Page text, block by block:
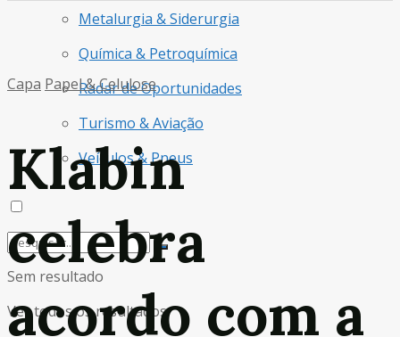
Metalurgia & Siderurgia
Química & Petroquímica
Radar de Oportunidades
Turismo & Aviação
Veículos & Pneus
Sem resultado
Ver todos os resultados
Capa Papel & Celulose
Klabin
celebra
acordo com a